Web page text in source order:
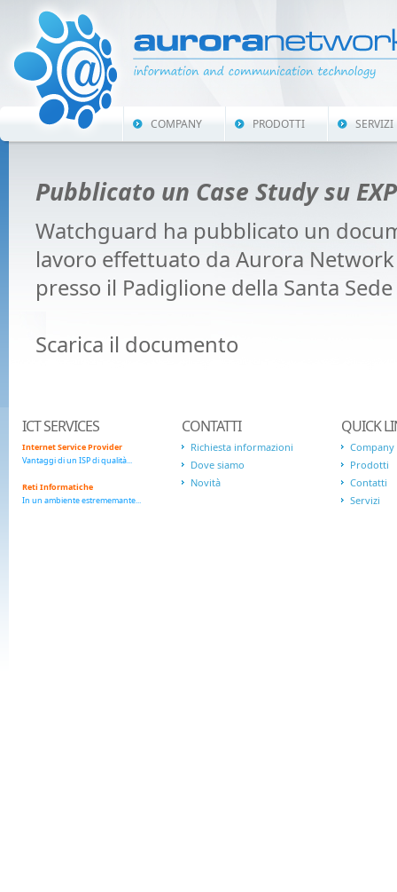
COMPANY PRODOTTI SERVIZI
Pubblicato un Case Study su
Watchguard ha pubblicato un
lavoro effettuato da Aurora Network
presso il Padiglione della Santa Sede
Scarica il documento
ICT SERVICES
Internet Service Provider
Vantaggi di un ISP di qualità...
Reti Informatiche
In un ambiente estrememante...
CONTATTI
Richiesta informazioni
Dove siamo
Novità
QUICK
Company
Prodotti
Contatti
Servizi